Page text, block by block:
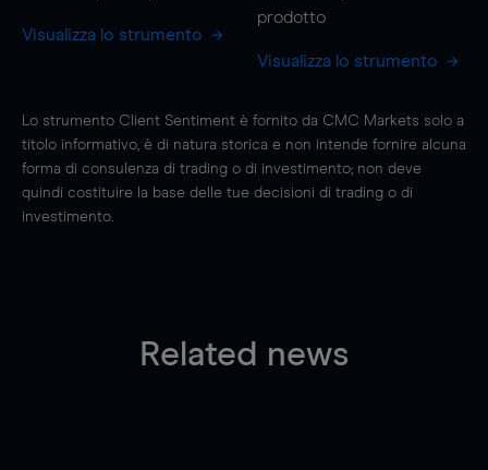
Visualizza lo strumento
prodotto
Visualizza lo strumento
Lo strumento Client Sentiment è fornito da CMC Markets solo a
titolo informativo, è di natura storica e non intende fornire alcuna
forma di consulenza di trading o di investimento; non deve
quindi costituire la base delle tue decisioni di trading o di
investimento.
Related news